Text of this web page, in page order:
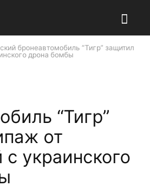
бронеавтомобиль “Тигр” защитил
дрона бомбы
“Тигр”
от
украинского